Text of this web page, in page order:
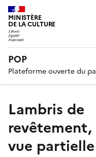
MINISTÈRE
DE LA CULTURE
POP
Plateforme ouverte du
lambris de
revêtement,
vue partielle